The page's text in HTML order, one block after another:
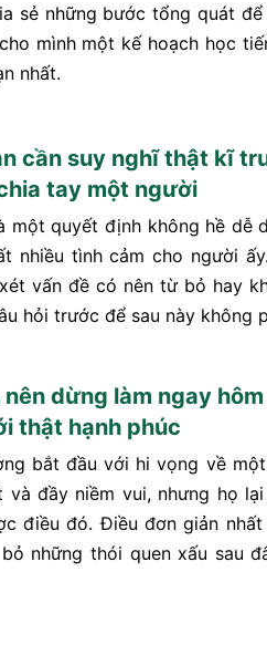
sẻ những bước tổng quát
mình một kế hoạch học
nhất.
cần suy nghĩ thật kĩ
tay một người
một quyết định không hề dễ
nhiều tình cảm cho người
vấn đề có nên từ bỏ hay
hỏi trước để sau này không
dừng làm ngay
thật hạnh phúc
bắt đầu với hi vọng về
và đầy niềm vui, nhưng họ
điều đó. Điều đơn giản
những thói quen xấu sau